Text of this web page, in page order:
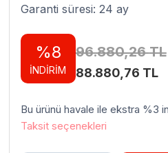
Garanti süresi: 24 ay
%8
İNDİRİM
96.880,26TL
Orijinal
96.880,26 TL.
88.880,76 TLŞu
Bu ürünü havale ile ekstra %3
Taksit seçenekleri